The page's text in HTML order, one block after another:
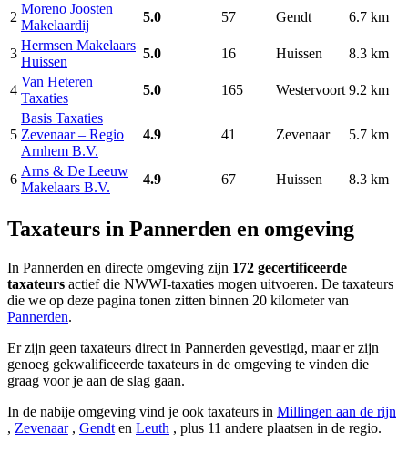
2
Moreno Joosten
Makelaardij
5.0 57 Gendt 6.7 km
3
Hermsen Makelaars
Huissen
5.0 16 Huissen 8.3 km
4
Van Heteren
Taxaties
5.0 165 Westervoort 9.2 km
5
Basis Taxaties
Zevenaar – Regio
Arnhem B.V.
4.9 41 Zevenaar 5.7 km
6
Arns & De Leeuw
Makelaars B.V.
4.9 67 Huissen 8.3 km
Taxateurs in Pannerden en omgeving
In Pannerden en directe omgeving zijn 172 gecertificeerde
taxateurs actief die NWWI-taxaties mogen uitvoeren. De taxateurs
die we op deze pagina tonen zitten binnen 20 kilometer van
Pannerden.
Er zijn geen taxateurs direct in Pannerden gevestigd, maar er zijn
genoeg gekwalificeerde taxateurs in de omgeving te vinden die
graag voor je aan de slag gaan.
In de nabije omgeving vind je ook taxateurs in Millingen aan de rijn
, Zevenaar, Gendt en Leuth , plus 11 andere plaatsen in de regio.